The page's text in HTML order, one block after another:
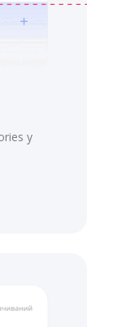
у